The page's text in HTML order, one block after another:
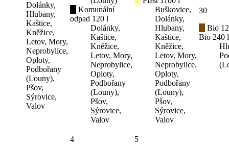
Dolánky,
Hlubany,
Kaštice,
Kněžice,
Letov, Mory,
Neprobylice,
Oploty,
Podbořany
(Louny),
Pšov,
Sýrovice,
Valov
Komunální
odpad 120 l
Dolánky,
Kaštice,
Kněžice,
Letov, Mory,
Neprobylice,
Oploty,
Podbořany
(Louny),
Pšov,
Sýrovice,
Valov
Buškovice,
Dolánky,
Hlubany,
Kaštice,
Kněžice,
Letov, Mory,
Neprobylice,
Oploty,
Podbořany
(Louny),
Pšov,
Sýrovice,
Valov
30
Bio
Bio 240 l
4
5